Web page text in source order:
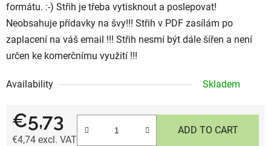
formátu. :-) Střih je třeba vytisknout a poslepovat!
Neobsahuje přídavky na švy!!! Střih v PDF zasílám po
zaplacení na váš email !!! Střih nesmí být dále šířen a není
určen ke komerčnímu využití !!!
Availability Skladem
€5,73
€4,74 excl. VAT
ADD TO CART